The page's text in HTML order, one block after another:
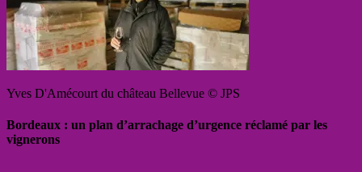
Yves D'Amécourt du château Bellevue © JPS
Bordeaux : un plan d’arrachage d’urgence réclamé par les
vignerons